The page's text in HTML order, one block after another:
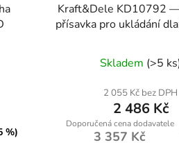
%)
Kraft&Dele KD10792
přísavka pro ukládání
Skladem (>5
2 055 Kč bez DPH
2 486 Kč
3 357 Kč